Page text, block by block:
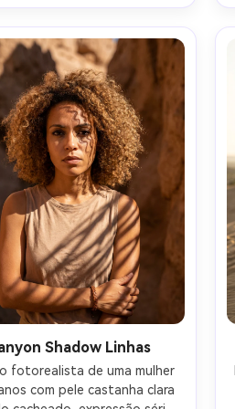
cheio de estrelas e Via
fraca, lanterna como luz
com brilho quente suave,
fresco de luz da lua,
III, 35mm f/1.4, molduras
corpo, ângulo íntimo, grau
azul-laranja,
da pele natural, clareza
por ruído, alta
resolução-AR 4:5
Shadow Linhas
fotorealista de uma mulher
com pele castanha clara